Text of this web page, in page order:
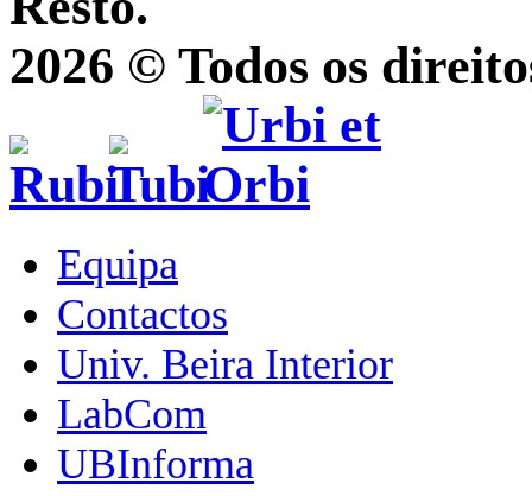
2026 © Todos os
Equipa
Contactos
Univ. Beira Interior
LabCom
UBInforma